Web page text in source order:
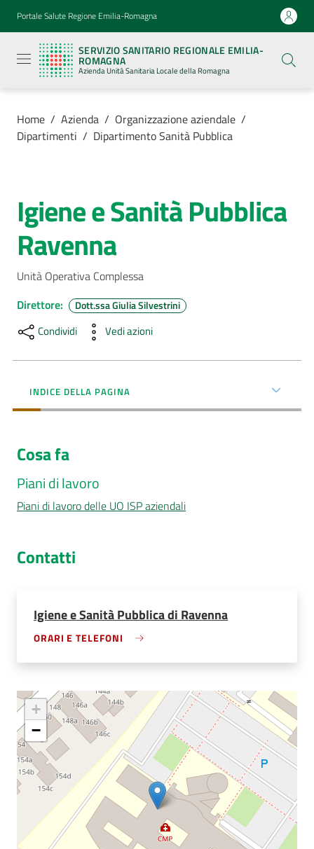
Vai al contenuto
Vai alla navigazione
Vai al footer
Portale Salute Regione Emilia-Romagna
SERVIZIO SANITARIO REGIONALE EMILIA-
ROMAGNA
Azienda Unità Sanitaria Locale della Romagna
Sanitario
Regionale
Emilia-
Romagna
Azienda
Sanitaria
Locale della
Romagna
Menu selezionato
Servizi
Luoghi
cura
AUSL
Comunica
Carta
dei
Servizi
a...
Concorsi
Seguici
su
Home / Azienda / Organizzazione aziendale /
Dipartimenti / Dipartimento Sanità Pubblica
Salta al contenuto
Igiene e Sanità Pubblica
Ravenna
Unità Operativa Complessa
Direttore: Dott.ssa Giulia Silvestrini
Condividi Vedi azioni
INDICE DELLA PAGINA
Cosa fa
Piani di lavoro
Piani di lavoro delle UO ISP aziendali
Contatti
Igiene e Sanità Pubblica di Ravenna
ORARI E TELEFONI
+
−